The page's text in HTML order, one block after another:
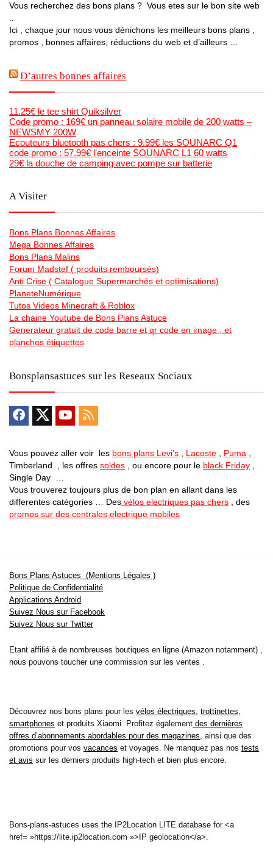
Vous recherchez des bons plans ? Vous etes sur le bon site web
Ici , chaque jour nous vous dénichons les meilleurs bons plans ,
promos , bonnes affaires, réductions du web et d’ailleurs …
D’autres bonnes affaires
11.25€ le tee shirt Quiksilver
Code promo : 169€ un panneau solaire mobile de 200 watts –
NEWSMY 200W
Ecouteurs bluetooth pas chers : 9.99€ les SOUNARC Q1
code promo : 57.99€ l’enceinte SOUNARC L1 60 watts
29€ la douche de camping avec pompe sur batterie
A Visiter
Bons Plans Bonnes Affaires
Mega Bonnes Affaires
Bons Plans Malins
Forum Madstef ( produits remboursés)
Anti Crise ( Catalogue Supermarchés et optimisations)
PlaneteNumérique
Tutos Videos Minecraft & Roblox
La chaine Youtube de Bons Plans Astuce
Generateur gratuit de code barre et qr code en image , et
planches étiquettes
Bonsplansastuces sur les Reseaux Sociaux
Vous pouvez aller voir les bons plans Levi’s Lacoste Puma
Timberland , les offres soldes , ou encore pour le black Friday
Single Day …
Vous trouverez toujours plus de bon plan en allant dans les
differentes catégories … Des vélos electriques pas chers , des
promos sur des centrales electrique mobiles
Bons Plans Astuces (Mentions Légales )
Politique de Confidentialité
Applications Android
Suivez Nous sur Facebook
Suivez Nous sur Twitter
Etant affilié à de nombreuses boutiques en ligne (Amazon notamment) ,
nous pouvons toucher une commission sur les ventes .
Découvrez nos bons plans pour les vélos électriques, trottinettes,
smartphones et produits Xiaomi. Profitez également des dernières
offres d’abonnements abordables pour des magazines, ainsi que des
promotions pour vos vacances et voyages. Ne manquez pas nos tests
et avis sur les derniers produits high-tech et bien plus encore.
Bons-plans-astuces uses the IP2Location LITE database for <a
href= »https://lite.ip2location.com »>IP geolocation</a>.